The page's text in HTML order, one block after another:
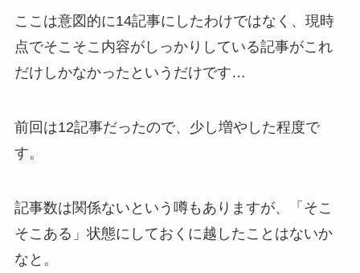
ここは意図的に14記事にしたわけではなく、現時
点でそこそこ内容がしっかりしている記事がこれ
だけしかなかったというだけです…
前回は12記事だったので、少し増やした程度で
す。
記事数は関係ないという噂もありますが、「そこ
そこある」状態にしておくに越したことはないか
なと。